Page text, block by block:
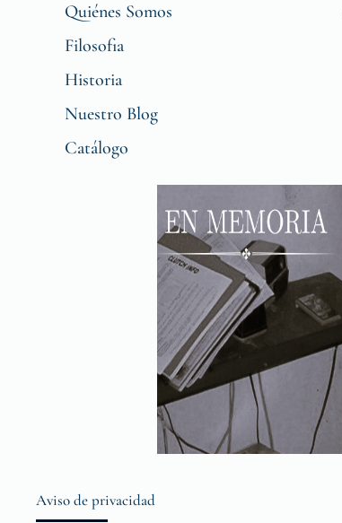
Quiénes Somos
Filosofia
Historia
Nuestro Blog
Catálogo
Aviso de privacidad